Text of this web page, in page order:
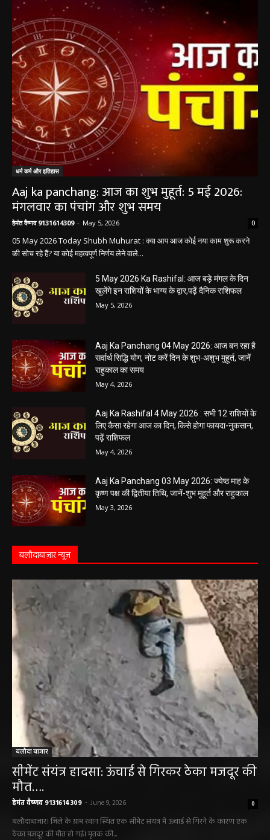
धर्म कर्म और इतिहास
Aaj ka panchang: आज का शुभ मुहूर्त: 5 मई 2026:
मंगलवार का पंचांग और शुभ समय
हेमंत वैष्णव 9131614309 May 5, 2026 0
05 May 2026 Today Shubh Muhurat : क्या आप आज कोई नया काम शुरू करने
की सोच रहे हैं? या कोई महत्वपूर्ण निर्णय लेने वाले...
5 May 2026 Ka Rashifal: आज बड़े मंगल के दिन
खुलेंगे इन राशियों के भाग्य के द्वार,पढ़ें दैनिक राशिफल
May 5, 2026
Aaj Ka Panchang 04 May 2026: आज बन रहा है
सर्वार्थ सिद्धि योग, नोट करें दिन के शुभ-अशुभ मुहूर्त, जानें
राहुकाल का समय
May 4, 2026
Aaj Ka Rashifal 4 May 2026 : सभी 12 राशियों के
लिए कैसा रहेगा आज का दिन, किसे होगा फायदा-नुकसान,
पढ़ें राशिफल
May 4, 2026
Aaj Ka Panchang 03 May 2026: ज्येष्ठ माह के
कृष्ण पक्ष की द्वितीया तिथि, जानें-शुभ मुहूर्त और राहुकाल
May 3, 2026
बलौदाबाज़ार न्यूज़
बलौदा बाजार
सीमेंट संयंत्र हादसा: ऊंचाई से गिरकर ठेका मजदूर की
मौत….
हेमंत वैष्णव 9131614309 - June 9, 2026 0
बलौदाबाजार। जिले के ग्राम रवान स्थित एक सीमेंट संयंत्र में ऊंचाई से गिरने के कारण एक
ठेका मजदूर की मौत हो गई। मृतक की...